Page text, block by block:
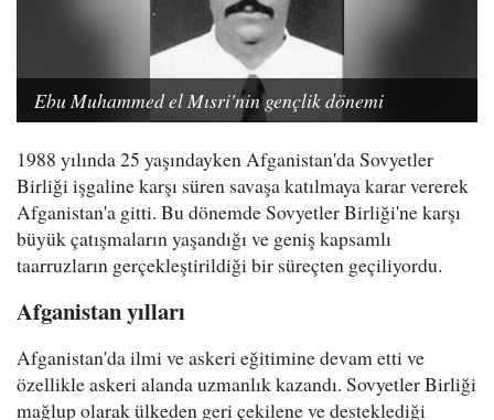
Ebu Muhammed el Mısri'nin gençlik dönemi
1988 yılında 25 yaşındayken Afganistan'da Sovyetler
Birliği işgaline karşı süren savaşa katılmaya karar vererek
Afganistan'a gitti. Bu dönemde Sovyetler Birliği'ne karşı
büyük çatışmaların yaşandığı ve geniş kapsamlı
taarruzların gerçekleştirildiği bir süreçten geçiliyordu.
Afganistan yılları
Afganistan'da ilmi ve askeri eğitimine devam etti ve
özellikle askeri alanda uzmanlık kazandı. Sovyetler Birliği
mağlup olarak ülkeden geri çekilene ve desteklediği